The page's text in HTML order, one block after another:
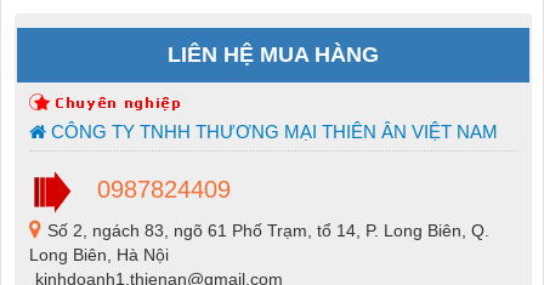
LIÊN HỆ MUA HÀNG
CÔNG TY TNHH THƯƠNG MẠI THIÊN ÂN VIỆT NAM
0987824409
Số 2, ngách 83, ngõ 61 Phố Trạm, tổ 14, P. Long Biên, Q.
Long Biên, Hà Nội
kinhdoanh1.thienan@gmail.com